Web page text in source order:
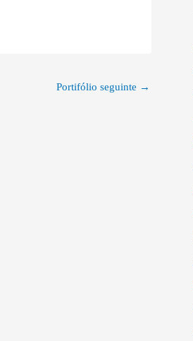
Portifólio seguinte →